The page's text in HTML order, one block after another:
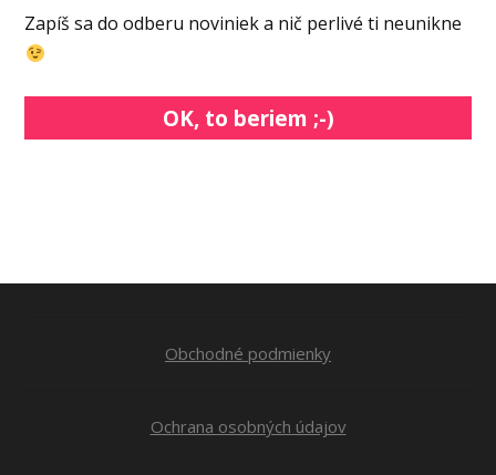
Zapíš sa do odberu noviniek a nič perlivé ti neunikne
OK, to beriem ;-)
Obchodné podmienky
Ochrana osobných údajov